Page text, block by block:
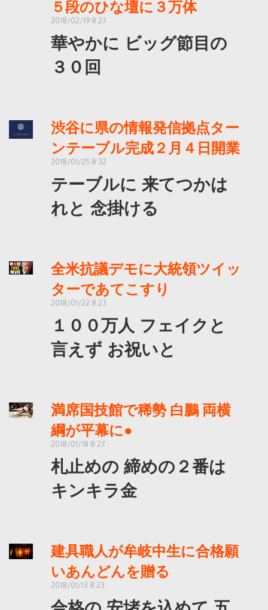
５段のひな壇に３万体
2018/02/19 8:27
華やかに ビッグ節目の
３０回
渋谷に県の情報発信拠点ター
ンテーブル完成２月４日開業
2018/01/25 8:32
テーブルに 来てつかは
れと 念掛ける
全米抗議デモに大統領ツイッ
ターであてこすり
2018/01/22 8:23
１００万人 フェイクと
言えず お祝いと
満席国技館で稀勢 白鵬 両横
綱が平幕に●
2018/01/18 8:27
札止めの 締めの２番は
キンキラ金
建具職人が牟岐中生に合格願
いあんどんを贈る
2018/01/13 8:23